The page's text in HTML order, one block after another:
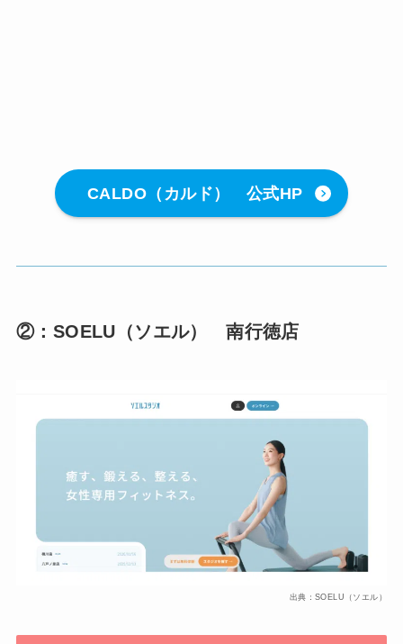
CALDO（カルド） 公式HP
②：SOELU（ソエル） 南行徳店
出典：SOELU（ソエル）